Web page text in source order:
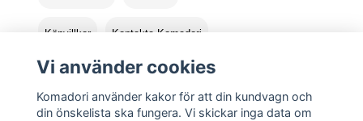
Köpvillkor Kontakta Komadori
Logga in Returer
Vi använder cookies
Komadori använder kakor för att din kundvagn och
din önskelista ska fungera. Vi skickar inga data om